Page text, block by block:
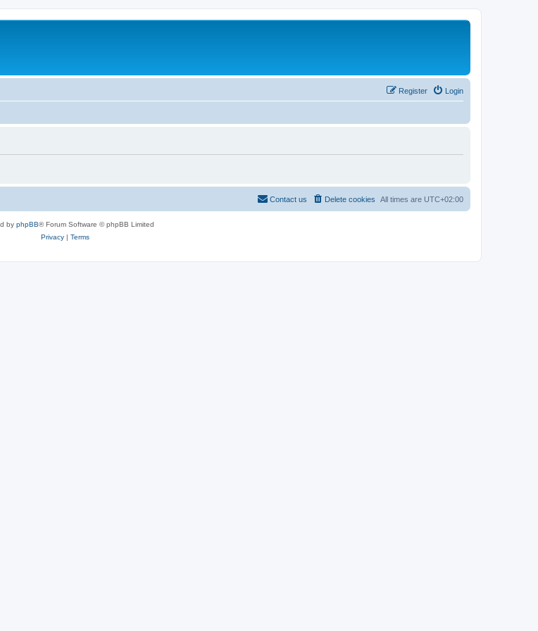
Login
Register
All times are UTC+02:00
Delete cookies
Contact us
by phpBB® Forum Software © phpBB Limited
Privacy| Terms